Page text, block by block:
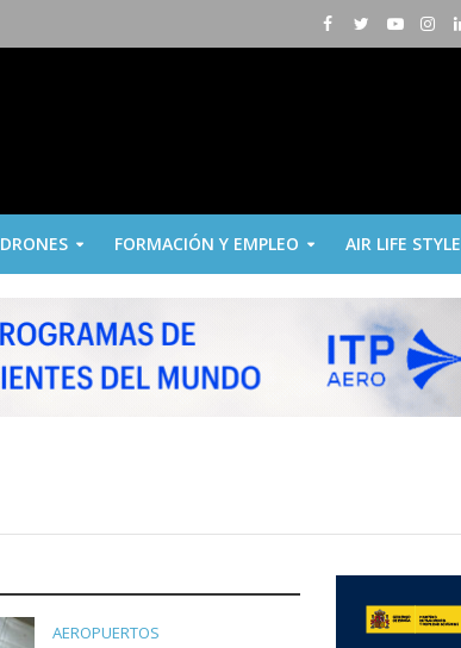
DRONES FORMACIÓN Y EMPLEO AIR LIFE STYLE
AEROPUERTOS